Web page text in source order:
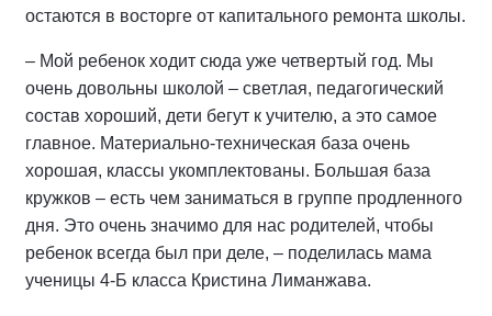
остаются в восторге от капитального ремонта школы.
– Мой ребенок ходит сюда уже четвертый год. Мы
очень довольны школой – светлая, педагогический
состав хороший, дети бегут к учителю, а это самое
главное. Материально-техническая база очень
хорошая, классы укомплектованы. Большая база
кружков – есть чем заниматься в группе продленного
дня. Это очень значимо для нас родителей, чтобы
ребенок всегда был при деле, – поделилась мама
ученицы 4-Б класса Кристина Лиманжава.